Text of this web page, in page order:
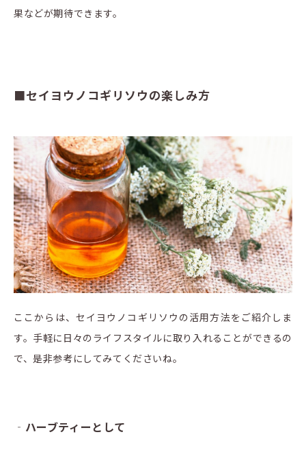
果などが期待できます。
■セイヨウノコギリソウの楽しみ方
ここからは、セイヨウノコギリソウの活用方法をご紹介しま
す。手軽に日々のライフスタイルに取り入れることができるの
で、是非参考にしてみてくださいね。
‐ハーブティーとして